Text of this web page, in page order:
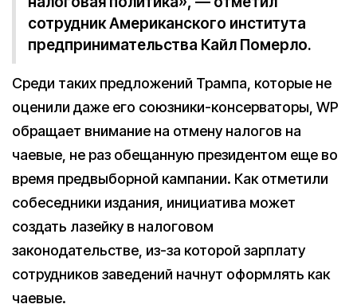
сотрудник Американского института
предпринимательства Кайл Померло.
Среди таких предложений Трампа, которые не
оценили даже его союзники-консерваторы, WP
обращает внимание на отмену налогов на
чаевые, не раз обещанную президентом еще во
время предвыборной кампании. Как отметили
собеседники издания, инициатива может
создать лазейку в налоговом
законодательстве, из-за которой зарплату
сотрудников заведений начнут оформлять как
чаевые.